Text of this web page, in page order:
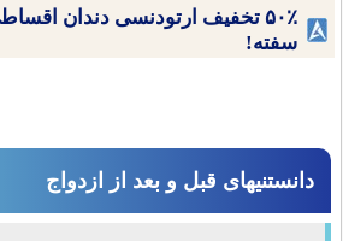
۵۰٪ تخفیف ارتودنسی دندان
سفته!
دانستنیهای قبل و بعد از ازدواج